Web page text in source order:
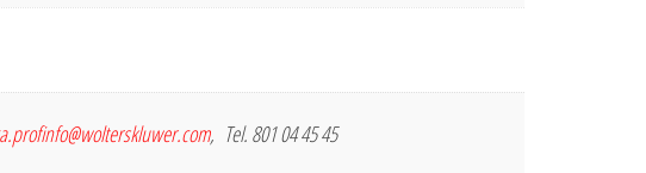
, Tel. 801 04 45 45